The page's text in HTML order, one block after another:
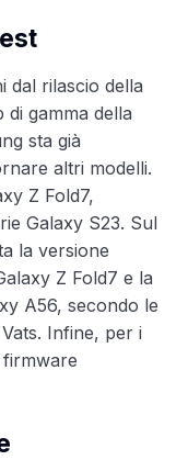
dal rilascio della
gamma della
sta già
altri modelli.
Z Fold7,
Galaxy S23. Sul
la versione
Z Fold7 e la
A56, secondo le
Infine, per i
firmware